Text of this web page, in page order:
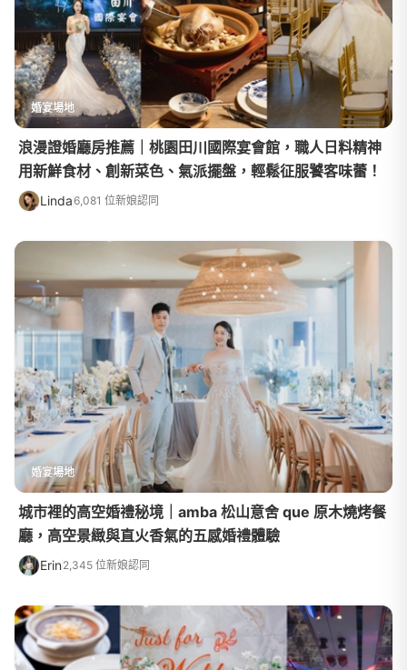
婚宴場地
浪漫證婚廳房推薦｜桃園田川國際宴會館，職人日料精神
用新鮮食材、創新菜色、氣派擺盤，輕鬆征服饕客味蕾！
Linda6,081 位新娘認同
婚宴場地
城市裡的高空婚禮秘境｜amba 松山意舍 que 原木燒烤餐
廳，高空景緻與直火香氣的五感婚禮體驗
Erin 2,345 位新娘認同